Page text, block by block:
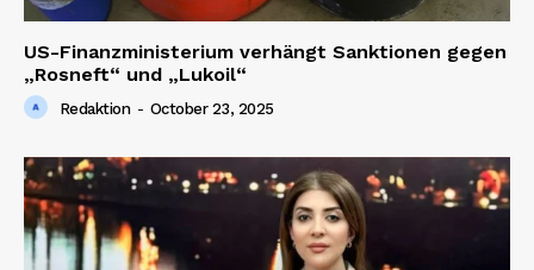
Company
About us
Contact us
US-Finanzministerium verhängt Sanktionen gegen
„Rosneft“ und „Lukoil“
Redaktion - October 23, 2025